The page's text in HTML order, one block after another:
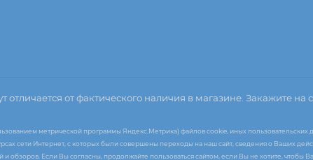
отличается от фактического наличия в магазине. Закажите
метрической программы Яндекс.Метрика) файлов cookie, иных
сети Интернет, с которых были совершены переходы на наш сайт, сведения о Ваших
и обзоров. Если Вы согласны, продолжайте пользоваться сайтом, если Вы не хотите,